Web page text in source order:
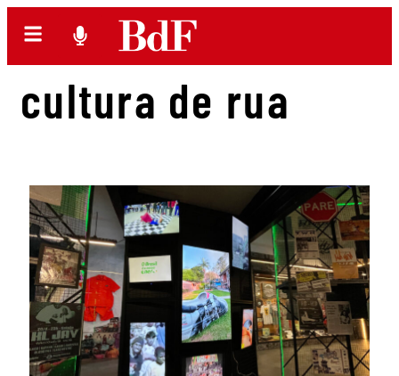
cultura de rua